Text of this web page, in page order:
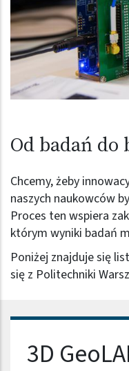
Od badań do
Chcemy, żeby
naszych naukowców
Proces ten wspiera
którym wyniki badań
Poniżej znajduje się
się z Politechniki
Nazwa
3D